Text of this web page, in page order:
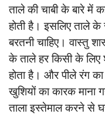
ताले की चाबी के बारे में
होती है। इसलिए ताले के
बरतनी चाहिए। वास्तु
के ताले हर किसी के लिए
होता है। और पीले रंग
खुशियों का कारक माना
ताला इस्तेमाल करने से